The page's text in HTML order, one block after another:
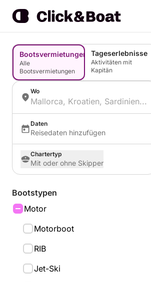
Bootsvermietungen
Alle
Bootsvermietungen
Tageserlebnisse
Aktivitäten mit
Kapitän
Wo
Daten
Reisedaten hinzufügen
Chartertyp
Mit oder ohne Skipper
Bootstypen
Motor
Motorboot
RIB
Jet-Ski